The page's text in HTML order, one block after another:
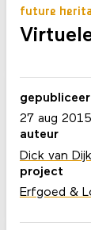
future
27 aug 2015
auteur
Dick van Dijk
project
Erfgoed &